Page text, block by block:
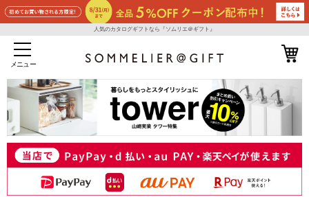
人気のカタログギフトなら『ソムリエ＠ギフト』
メニュー